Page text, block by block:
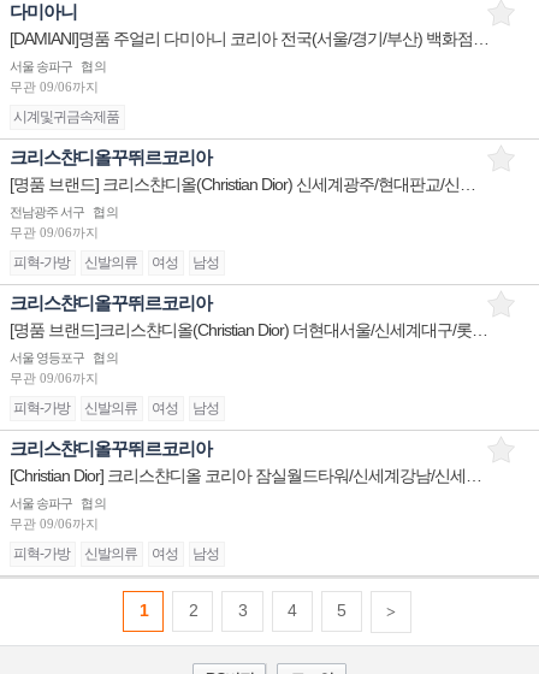
다미아니
서울 송파구
협의
무관09/06까지
시계및귀금속제품
크리스챤디올꾸뛰르코리아
전남광주 서구
협의
무관09/06까지
피혁-가방 신발의류 여성 남성
크리스챤디올꾸뛰르코리아
서울 영등포구
협의
무관09/06까지
피혁-가방 신발의류 여성 남성
크리스챤디올꾸뛰르코리아
서울 송파구
협의
무관09/06까지
피혁-가방 신발의류 여성 남성
1 2 3 4 5 >